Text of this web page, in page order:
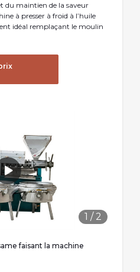
du maintien de la saveur
à presser à froid à l’huile
idéal remplaçant le moulin
1 / 2
faisant la machine